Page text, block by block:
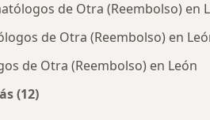
de Otra (Reembolso) en
de Otra (Reembolso) en
de Otra (Reembolso) en León
(12)